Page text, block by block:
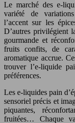
Le marché des e-
variété de
l’accent sur les
D’autres privilégient
gourmande et
fruits confits, de
aromatique accrue.
trouver l’e-liquide
préférences.
Les e-liquides pain
sensoriel précis et
piquantes,
fruitées… Chaque